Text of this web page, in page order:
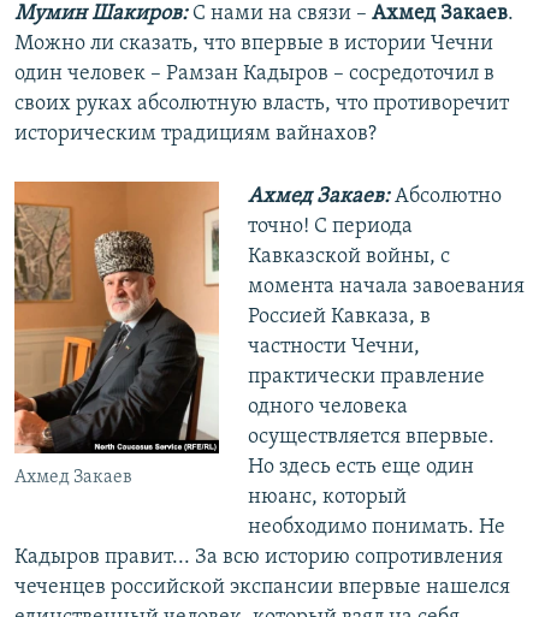
Мумин Шакиров:С нами на связи – Ахмед Закаев.
Можно ли сказать, что впервые в истории Чечни
один человек – Рамзан Кадыров – сосредоточил в
своих руках абсолютную власть, что противоречит
историческим традициям вайнахов?
Ахмед Закаев
Ахмед Закаев:Абсолютно
точно! С периода
Кавказской войны, с
момента начала завоевания
Россией Кавказа, в
частности Чечни,
практически правление
одного человека
осуществляется впервые.
Но здесь есть еще один
нюанс, который
необходимо понимать. Не
Кадыров правит... За всю историю сопротивления
чеченцев российской экспансии впервые нашелся